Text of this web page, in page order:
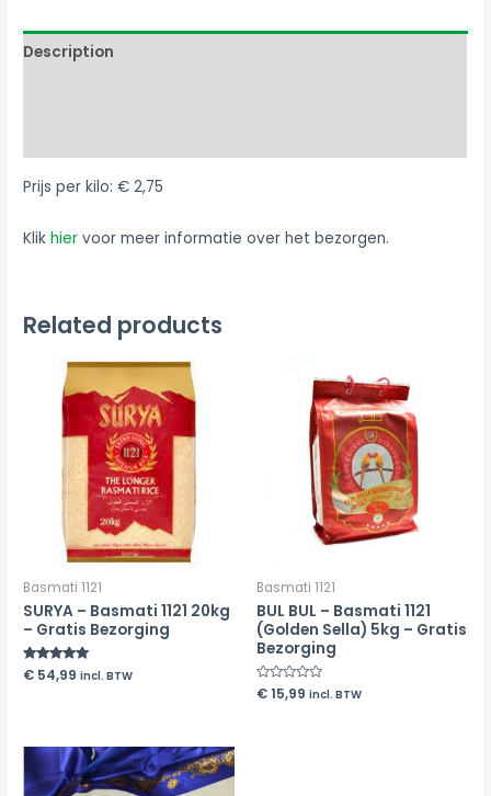
Description
Prijs per kilo: € 2,75
Klikhier voor meer informatie over het bezorgen.
Related products
Basmati 1121
SURYA – Basmati 1121 20kg
– Gratis Bezorging
Rated
5.00
€ 54,99 incl. BTW
Basmati 1121
BUL BUL – Basmati 1121
(Golden Sella) 5kg – Gratis
Bezorging
Rated
0
€15,99 incl. BTW